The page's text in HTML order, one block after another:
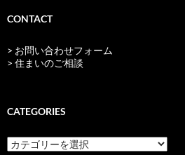
CONTACT
> お問い合わせフォーム
> 住まいのご相談
CATEGORIES
categories